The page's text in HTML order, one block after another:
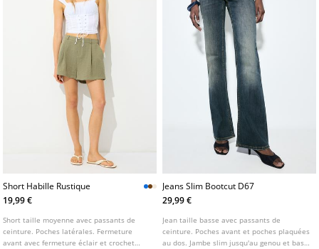
Short Habille Rustique
19,99 €
Short taille moyenne avec passants de
ceinture. Poches latérales. Fermeture
avant avec fermeture éclair et crochet
Jeans Slim Bootcut D67
29,99 €
Jean taille basse avec passants de
ceinture. Poches avant et poches plaquées
au dos. Jambe slim jusqu'au genou et bas